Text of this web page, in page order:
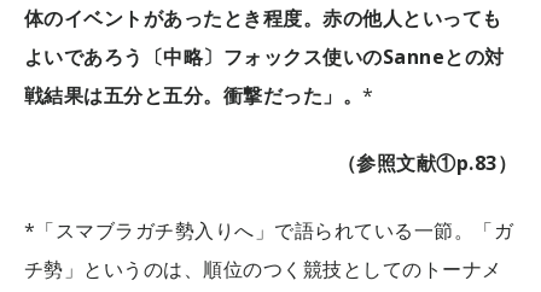
体のイベントがあったとき程度。赤の他人といっても
よいであろう〔中略〕フォックス使いのSanneとの対
戦結果は五分と五分。衝撃だった」。*
（参照文献①p.83）
*「スマブラガチ勢入りへ」で語られている一節。「ガ
チ勢」というのは、順位のつく競技としてのトーナメ